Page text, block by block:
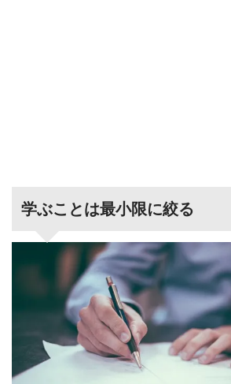
学ぶことは最小限に絞る